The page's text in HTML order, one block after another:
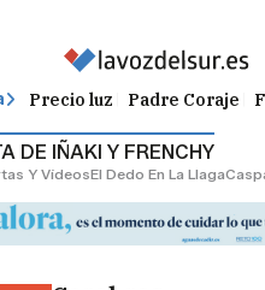
Precio luz Padre Coraje
DE IÑAKI Y FRENCHY
Y VídeosEl Dedo En La Llaga